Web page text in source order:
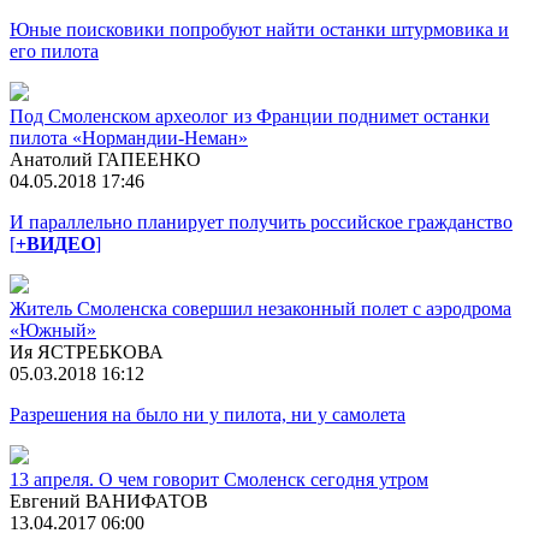
Юные поисковики попробуют найти останки штурмовика и
его пилота
Под Смоленском археолог из Франции поднимет останки
пилота «Нормандии-Неман»
Анатолий ГАПЕЕНКО
04.05.2018 17:46
И параллельно планирует получить российское гражданство
[+ВИДЕО]
Житель Смоленска совершил незаконный полет с аэродрома
«Южный»
Ия ЯСТРЕБКОВА
05.03.2018 16:12
Разрешения на было ни у пилота, ни у самолета
13 апреля. О чем говорит Смоленск сегодня утром
Евгений ВАНИФАТОВ
13.04.2017 06:00